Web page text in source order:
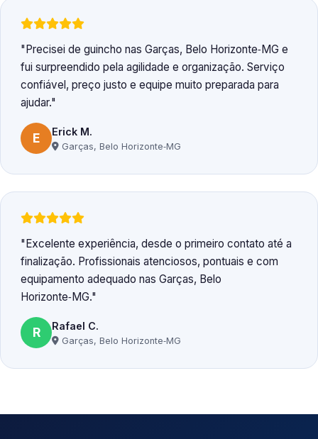
Precisei de guincho nas Garças, Belo Horizonte‑MG e
fui surpreendido pela agilidade e organização. Serviço
confiável, preço justo e equipe muito preparada para
ajudar.
E Erick M.
Garças, Belo Horizonte‑MG
Excelente experiência, desde o primeiro contato até a
finalização. Profissionais atenciosos, pontuais e com
equipamento adequado nas Garças, Belo
Horizonte‑MG.
R Rafael C.
Garças, Belo Horizonte‑MG